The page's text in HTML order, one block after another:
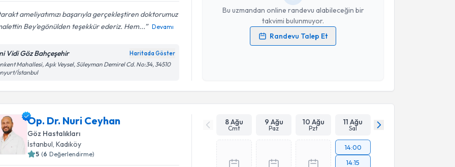
ameliyatımızı başarıyla gerçekleştiren doktorumuz
Bey’egönülden teşekkür ederiz. Hem...
Devamı
Vidi Göz Bahçeşehir Haritada Göster
Mahallesi, Aşık Veysel, Süleyman Demirel Cd. No:34, 34510
İstanbul
Bu uzmandan online randevu alabileceğin bir
takvimi bulunmuyor.
Randevu Talep Et
Kişisel verilerimin işlenmesine ilişkinAydınlatma Metni
Op. Dr. Nuri Ceyhan
Göz Hastalıkları
İstanbul , Kadıköy
5 (6 Değerlendirme)
8 Ağu
Cmt
9 Ağu
Paz
10 Ağu
Pzt
11 Ağu
Sal
14:00
14:15